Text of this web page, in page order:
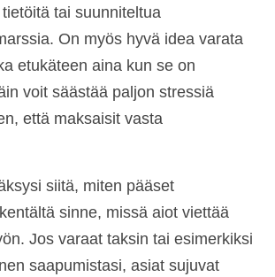
tai suunniteltua
On myös hyvä idea varata
etukäteen aina kun se on
voit säästää paljon stressiä
että maksaisit vasta
siitä, miten pääset
sinne, missä aiot viettää
Jos varaat taksin tai esimerkiksi
saapumistasi, asiat sujuvat